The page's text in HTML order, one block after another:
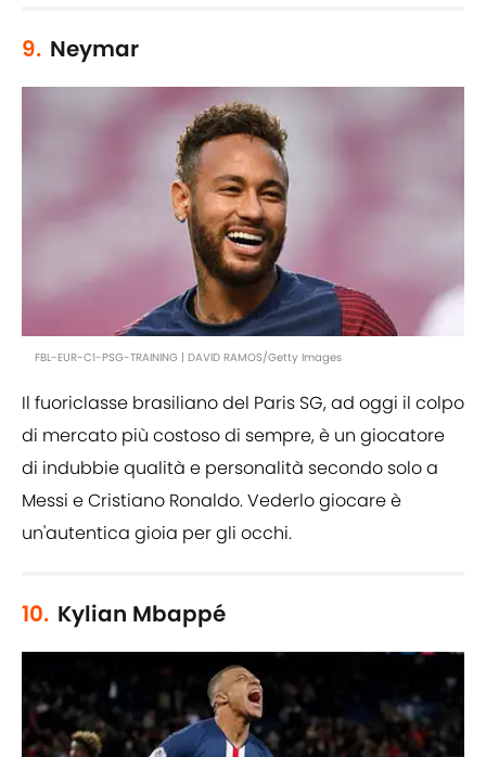
9. Neymar
FBL-EUR-C1-PSG-TRAINING | DAVID RAMOS/Getty Images
Il fuoriclasse brasiliano del Paris SG, ad oggi il colpo
di mercato più costoso di sempre, è un giocatore
di indubbie qualità e personalità secondo solo a
Messi e Cristiano Ronaldo. Vederlo giocare è
un'autentica gioia per gli occhi.
10. Kylian Mbappé